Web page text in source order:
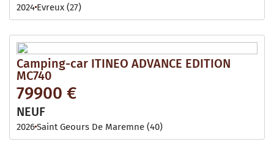
2024 Evreux (27)
Camping-car ITINEO ADVANCE EDITION
MC740
79900 €
NEUF
2026Saint Geours De Maremne (40)